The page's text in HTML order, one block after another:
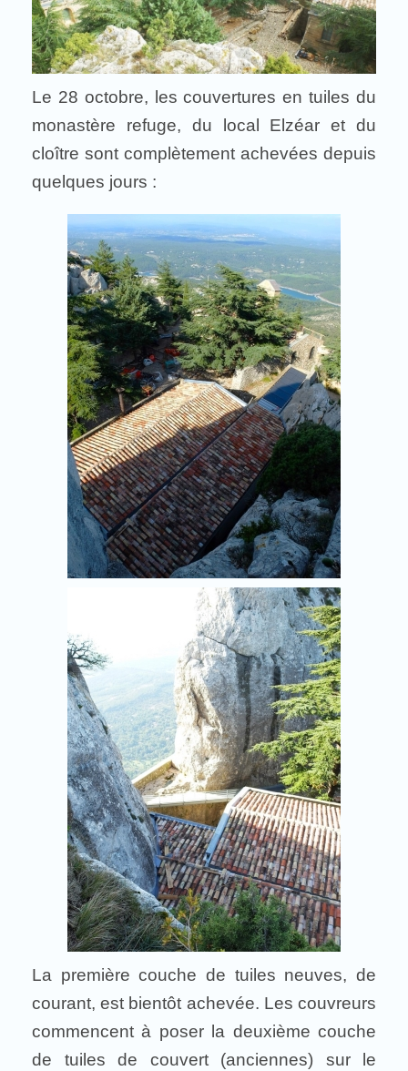
Le 28 octobre, les couvertures en tuiles du
monastère refuge, du local Elzéar et du
cloître sont complètement achevées depuis
quelques jours :
La première couche de tuiles neuves, de
courant, est bientôt achevée. Les couvreurs
commencent à poser la deuxième couche
de tuiles de couvert (anciennes) sur le